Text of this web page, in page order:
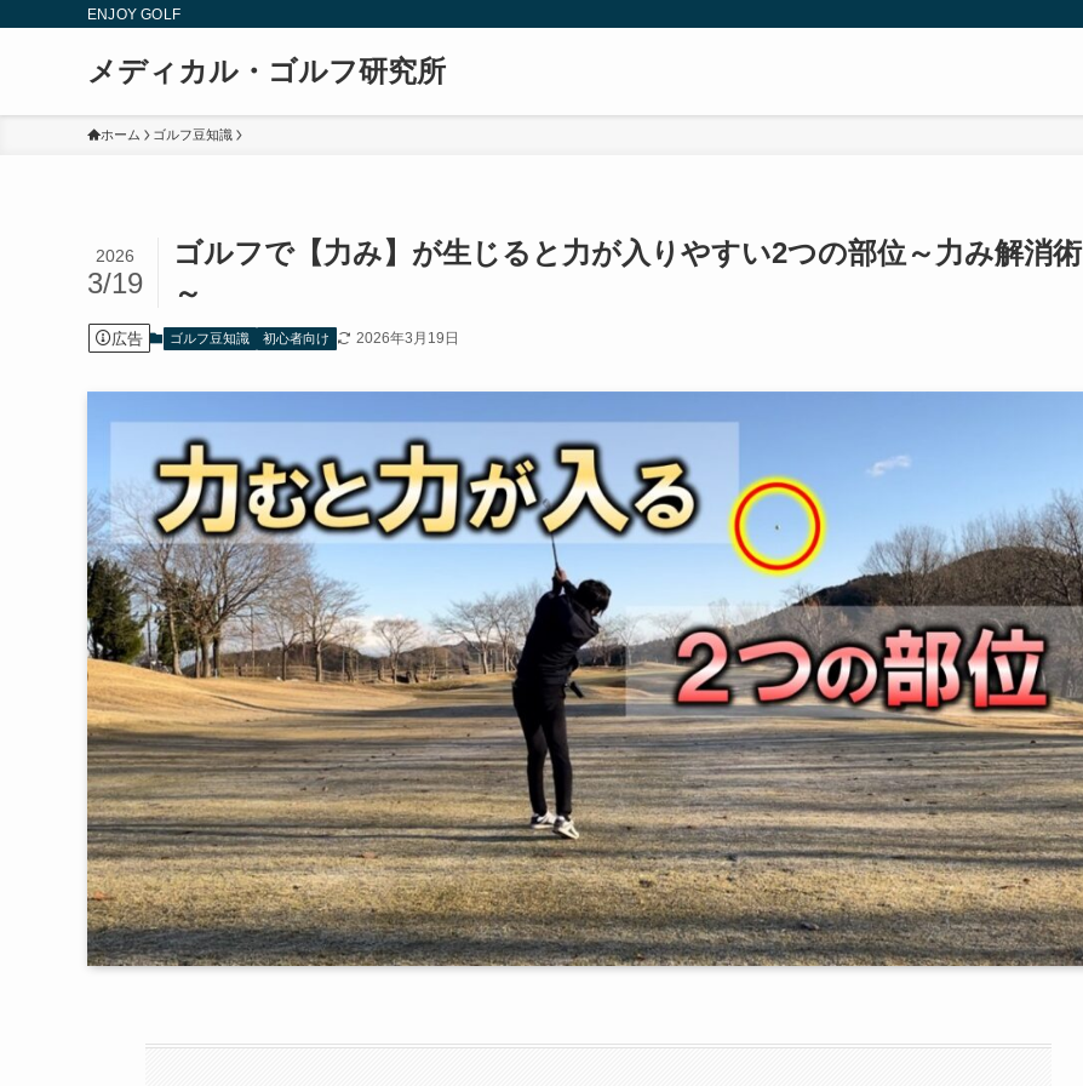
ENJOY GOLF
メディカル・ゴルフ研究所
ホーム ゴルフ豆知識
ゴルフで【力み】が生じると力が入りやすい2つの部位～力み解消術
～
2026
3/19
広告 ゴルフ豆知識 初心者向け 2026年3月19日